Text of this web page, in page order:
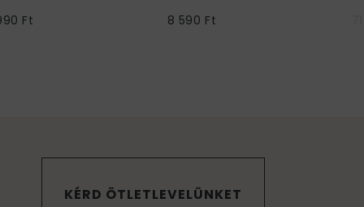
Ft
8 590 Ft
KÉRD ÖTLETLEVELÜNKET